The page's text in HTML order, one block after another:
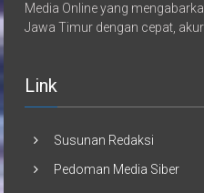
Media Online yang
Jawa Timur dengan cepat,
Link
Susunan Redaksi
Pedoman Media Siber